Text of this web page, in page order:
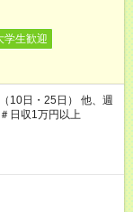
学生歓迎
10日・25日） 他、週
日収1万円以上